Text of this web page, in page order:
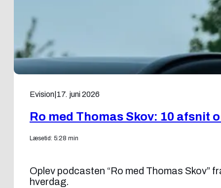
Evision 17. juni 2026
Ro med Thomas Skov: 10 afsnit
Læsetid: 5:28 min
Oplev podcasten “Ro med Thomas Skov”
hverdag.